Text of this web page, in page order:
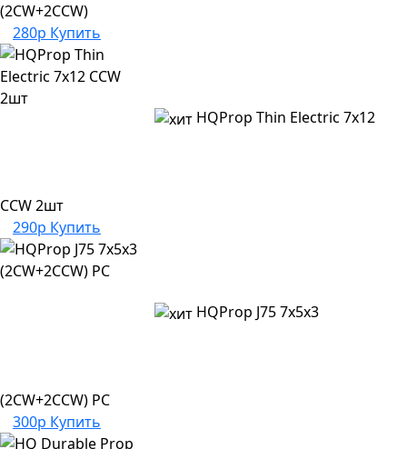
(2CW+2CCW)
280р Купить
HQProp Thin Electric 7x12
CCW 2шт
290р Купить
HQProp J75 7x5x3
(2CW+2CCW) PC
300р Купить